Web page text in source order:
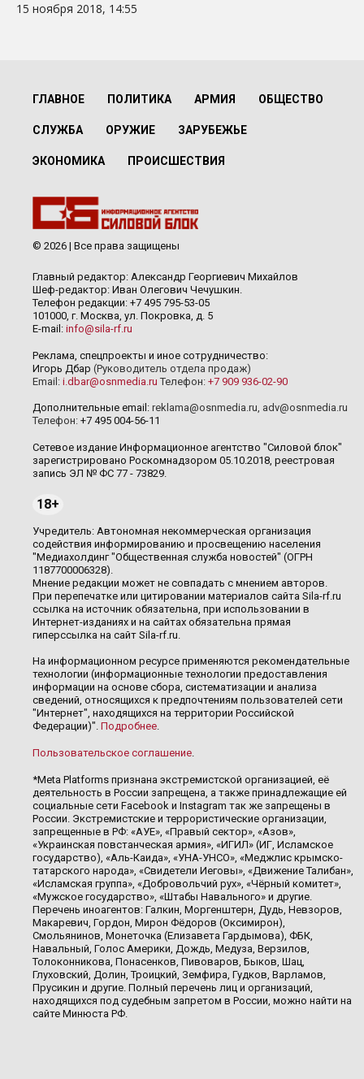
15 ноября 2018, 14:55
ГЛАВНОЕ ПОЛИТИКА АРМИЯ ОБЩЕСТВО
СЛУЖБА ОРУЖИЕ ЗАРУБЕЖЬЕ
ЭКОНОМИКА ПРОИСШЕСТВИЯ
© 2026 | Все права защищены
Главный редактор: Александр Георгиевич Михайлов
Шеф-редактор: Иван Олегович Чечушкин.
Телефон редакции: +7 495 795-53-05
101000, г. Москва, ул. Покровка, д. 5
E-mail: info@sila-rf.ru
Реклама, спецпроекты и иное сотрудничество:
Игорь Дбар (Руководитель отдела продаж)
Email: i.dbar@osnmedia.ru Телефон: +7 909 936-02-90
Дополнительные email: reklama@osnmedia.ru, adv@osnmedia.ru
Телефон: +7 495 004-56-11
Сетевое издание Информационное агентство "Силовой блок"
зарегистрировано Роскомнадзором 05.10.2018, реестровая
запись ЭЛ № ФС 77 - 73829.
18+
Учредитель: Автономная некоммерческая организация
содействия информированию и просвещению населения
"Медиахолдинг "Общественная служба новостей" (ОГРН
1187700006328).
Мнение редакции может не совпадать с мнением авторов.
При перепечатке или цитировании материалов сайта Sila-rf.ru
ссылка на источник обязательна, при использовании в
Интернет-изданиях и на сайтах обязательна прямая
гиперссылка на сайт Sila-rf.ru.
На информационном ресурсе применяются рекомендательные
технологии (информационные технологии предоставления
информации на основе сбора, систематизации и анализа
сведений, относящихся к предпочтениям пользователей сети
"Интернет", находящихся на территории Российской
Федерации)". Подробнее.
Пользовательское соглашение.
*Meta Platforms признана экстремистской организацией, её
деятельность в России запрещена, а также принадлежащие ей
социальные сети Facebook и Instagram так же запрещены в
России. Экстремистские и террористические организации,
запрещенные в РФ: «АУЕ», «Правый сектор», «Азов»,
«Украинская повстанческая армия», «ИГИЛ» (ИГ, Исламское
государство), «Аль-Каида», «УНА-УНСО», «Меджлис крымско-
татарского народа», «Свидетели Иеговы», «Движение Талибан»,
«Исламская группа», «Добровольчий рух», «Чёрный комитет»,
«Мужское государство», «Штабы Навального» и другие.
Перечень иноагентов: Галкин, Моргенштерн, Дудь, Невзоров,
Макаревич, Гордон, Мирон Фёдоров (Оксимирон),
Смольянинов, Монеточка (Елизавета Гардымова), ФБК,
Навальный, Голос Америки, Дождь, Медуза, Верзилов,
Толоконникова, Понасенков, Пивоваров, Быков, Шац,
Глуховский, Долин, Троицкий, Земфира, Гудков, Варламов,
Прусикин и другие. Полный перечень лиц и организаций,
находящихся под судебным запретом в России, можно найти на
сайте Минюста РФ.